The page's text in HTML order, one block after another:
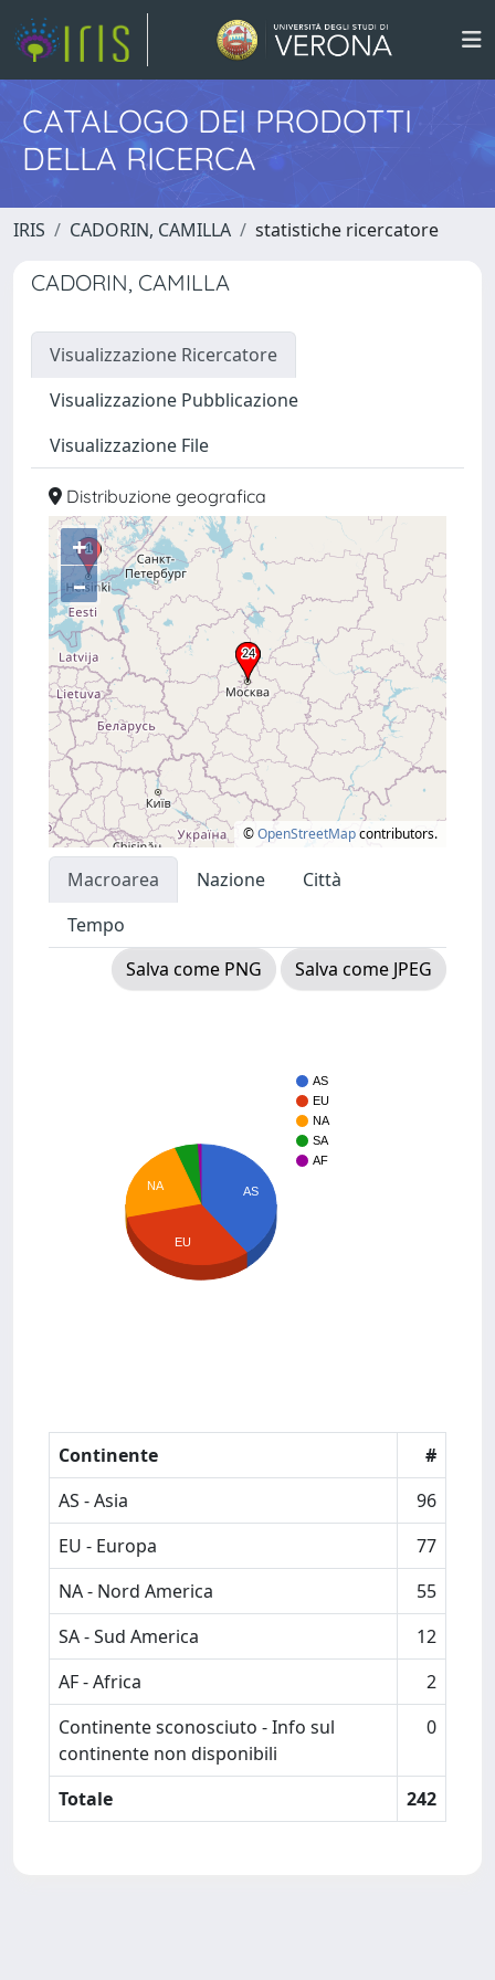
CATALOGO DEI PRODOTTI
DELLA RICERCA
IRIS CADORIN, CAMILLA statistiche ricercatore
CADORIN, CAMILLA
Visualizzazione Ricercatore
Visualizzazione Pubblicazione
Visualizzazione File
Distribuzione geografica
+
–
©OpenStreetMapcontributors.
Macroarea Nazione
Città
Tempo
Salva come PNG
Salva come JPEG
AS
EU
NA
SA
AF
AS
NA
EU
Continente
#
AS - Asia
96
EU - Europa
77
NA - Nord America
55
SA - Sud America
12
AF - Africa
2
Continente sconosciuto - Info sul
continente non disponibili
0
Totale 242